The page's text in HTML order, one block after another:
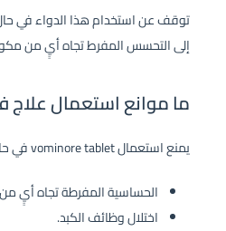
توقف عن استخدام هذا الدواء في
إلى التحسس المفرط تجاه أيٍ من
ما موانع استعمال علاج
يمنع استعمال vominore tablet في حالات:
الحساسية المفرطة تجاه أيٍ
اختلال وظائف الكبد.